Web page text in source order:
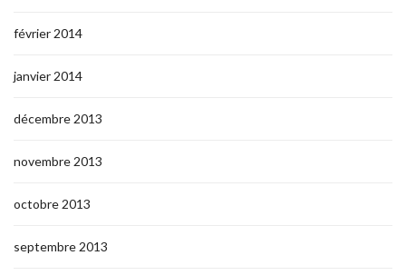
février 2014
janvier 2014
décembre 2013
novembre 2013
octobre 2013
septembre 2013